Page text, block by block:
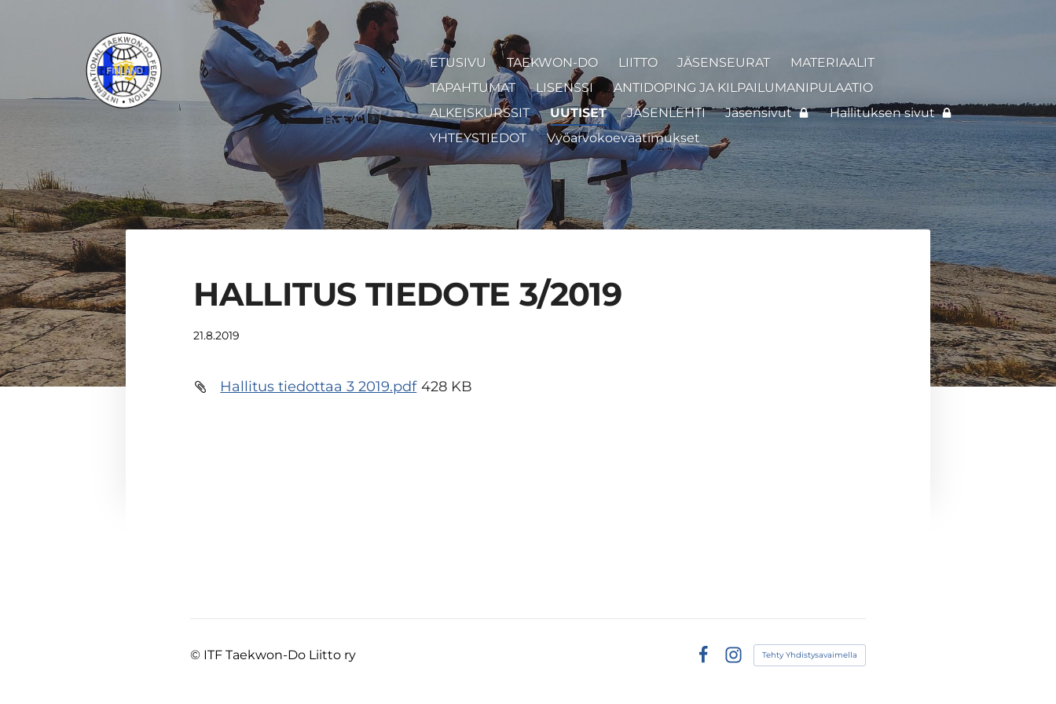
ITF Taekwon-do Liitto ry
ETUSIVU TAEKWON-DO LIITTO JÄSENSEURAT
MATERIAALIT
TAPAHTUMAT
LISENSSI
ANTIDOPING JA KILPAILUMANIPULAATIO
ALKEISKURSSIT
UUTISET JÄSENLEHTI Jäsensivut
Hallituksen sivut
YHTEYSTIEDOT
Vyöarvokoevaatimukset
HALLITUS TIEDOTE 3/2019
21.8.2019
Hallitus tiedottaa 3 2019.pdf 428 KB
© ITF Taekwon-Do Liitto ry
FacebookInstagram
Tehty Yhdistysavaimella